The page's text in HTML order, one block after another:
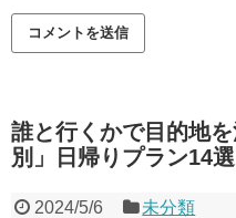
誰と行くかで目的地
別」日帰りプラン14選
2024/5/6 未分類